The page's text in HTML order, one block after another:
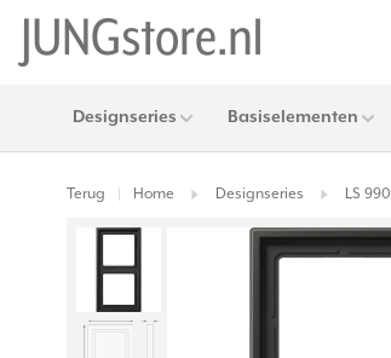
Designseries Basiselementen
Terug Home Designseries LS 990